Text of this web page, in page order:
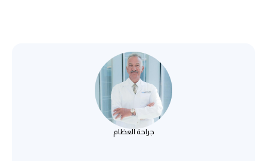
د. محمد الماحي
جراحة العظام
جراحة العظام